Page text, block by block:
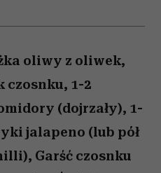
oliwy z oliwek,
czosnku, 1-2
(dojrzały), 1-
jalapeno (lub pół
Garść czosnku